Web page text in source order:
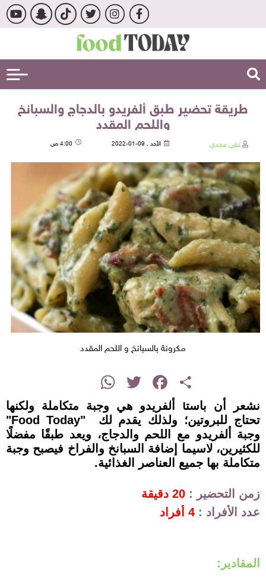
طريقة تحضير طبق ألفريدو بالدجاج والسبانخ
واللحم المقدد
تقي مجدي الأحد , 09-01-2022 4:00 ص
مكرونة بالسبانخ و اللحم المقدد
Share
Facebook
Twitter
WhatsApp
نشعر أن باستا ألفريدو هي وجبة متكاملة ولكنها
تحتاج للبروتين؛ ولذلك يقدم لك "Food Today"
وجبة ألفريدو مع اللحم والدجاج، ويعد طبقًا مفضلًا
للكثيرين، لاسيما إضافة السبانخ والفراخ فيصبح وجبة
متكاملة بها جميع العناصر الغذائية.
زمن التحضير : 20 دقيقة
عدد الأفراد : 4 أفراد
المقادير: